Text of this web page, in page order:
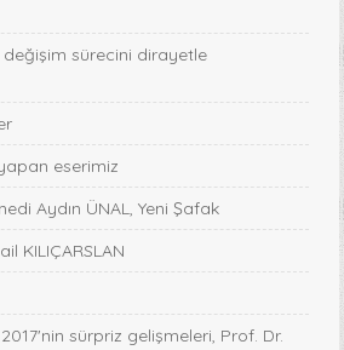
sürecini dirayetle
eserimiz
Aydın ÜNAL, Yeni Şafak
KILIÇARSLAN
sürpriz gelişmeleri, Prof. Dr.